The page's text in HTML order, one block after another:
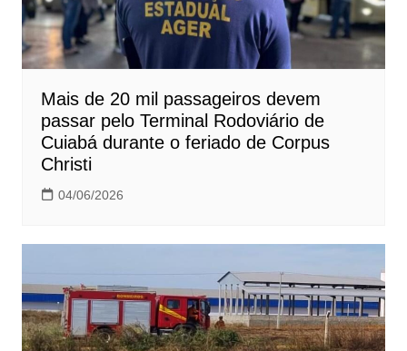
Mais de 20 mil passageiros devem
passar pelo Terminal Rodoviário de
Cuiabá durante o feriado de Corpus
Christi
04/06/2026